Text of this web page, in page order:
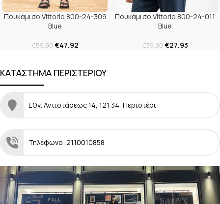
Πουκάμισο Vittorio 800-24-309
Blue
€59.90 €47.92
Πουκάμισο Vittorio 800-24-011
Blue
€39.90 €27.93
ΚΑΤΑΣΤΗΜΑ ΠΕΡΙΣΤΕΡΙΟΥ
Εθν. Αντιστάσεως 14, 121 34, Περιστέρι
Τηλέφωνο: 2110010858